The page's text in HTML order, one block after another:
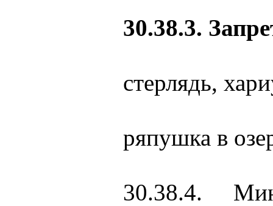
30.38.3.
стерлядь,
ряпушка в
30.38.4.